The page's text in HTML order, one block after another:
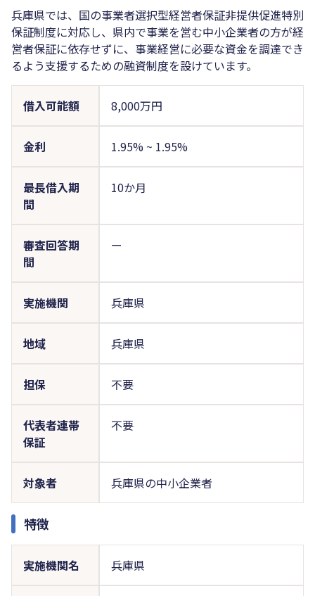
兵庫県では、国の事業者選択型経営者保証非提供促進特別
保証制度に対応し、県内で事業を営む中小企業者の方が経
営者保証に依存せずに、事業経営に必要な資金を調達でき
るよう支援するための融資制度を設けています。
借入可能額 8,000万円
金利 1.95% ~ 1.95%
最長借入期
間
10か月
審査回答期
間
ー
実施機関 兵庫県
地域 兵庫県
担保 不要
代表者連帯
保証
不要
対象者 兵庫県の中小企業者
特徴
実施機関名 兵庫県